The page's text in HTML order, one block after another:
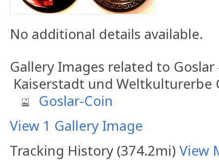
No additional details available.
Gallery Images related to
Kaiserstadt und Weltkulturerbe
Goslar-Coin
View 1 Gallery Image
Tracking History (374.2mi) View